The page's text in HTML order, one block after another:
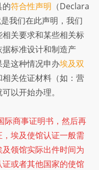
的符合性声明 （Declara
我们在此声明，我们
关要求和某些相关标
标准设计和制造产
这种情况申办埃及双
相关佐证材料（如：营
以开始办理。
际商事证明书，然后再
埃及使馆认证一般需
领馆实际出件时间为
或者其他国家的使馆